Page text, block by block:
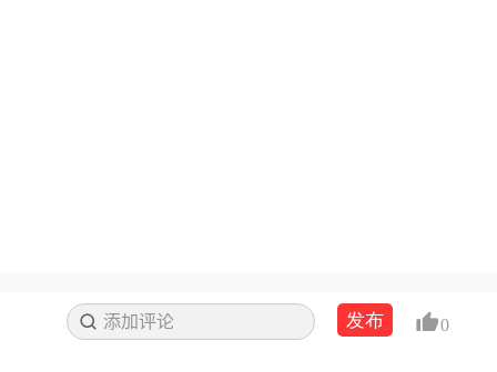
添加评论 搜索发布 0